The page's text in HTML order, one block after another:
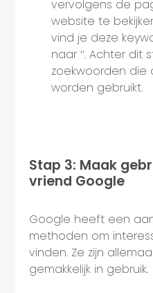
vervolgens de
website te
vind je deze
naar ‘’. Achter
zoekwoorden
worden gebruikt.
Stap 3: Maak
vriend Google
Google heeft een
methoden om
vinden. Ze zijn
gemakkelijk in gebruik.